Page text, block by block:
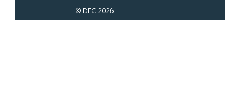
© DFG 2026